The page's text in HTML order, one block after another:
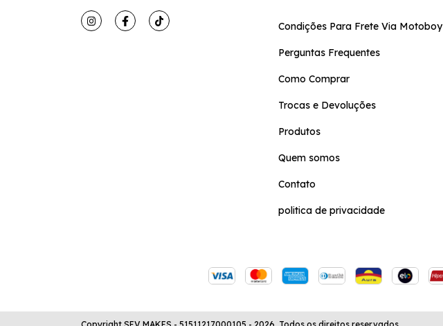
Condições Para Frete Via Motoboy
Perguntas Frequentes
Como Comprar
Trocas e Devoluções
Produtos
Quem somos
Contato
politica de privacidade